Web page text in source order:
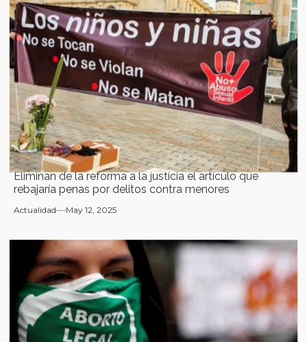
Eliminan de la reforma a la justicia el artículo que
rebajaría penas por delitos contra menores
Actualidad May 12, 2025